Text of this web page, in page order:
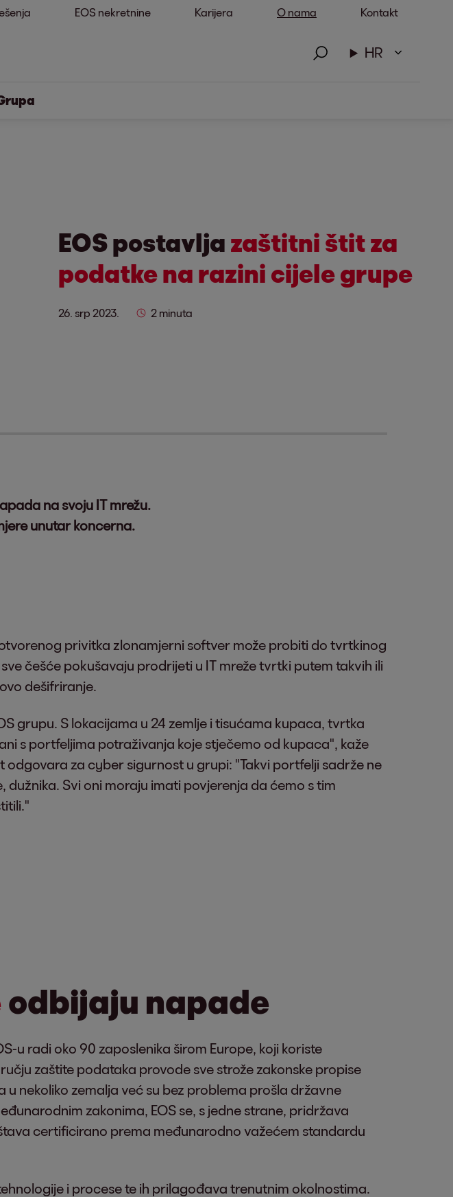
EOS nekretnine Karijera O nama Kontakt
HR
EOS postavlja zaštitni štit za
podatke na razini cijele grupe
26. srp 2023. 2 minuta
na svoju IT mrežu.
unutar koncerna.
privitka zlonamjerni softver može probiti do tvrtkinog
češće pokušavaju prodrijeti u IT mreže tvrtki putem takvih ili
dešifriranje.
grupu. S lokacijama u 24 zemlje i tisućama kupaca, tvrtka
s portfeljima potraživanja koje stječemo od kupaca", kaže
za cyber sigurnost u grupi: "Takvi portfelji sadrže ne
Svi oni moraju imati povjerenja da ćemo s tim
odbijaju napade
u radi oko 90 zaposlenika širom Europe, koji koriste
zaštite podataka provode sve strože zakonske propise
nekoliko zemalja već su bez problema prošla državne
zakonima, EOS se, s jedne strane, pridržava
certificirano prema međunarodno važećem standardu
i procese te ih prilagođava trenutnim okolnostima.